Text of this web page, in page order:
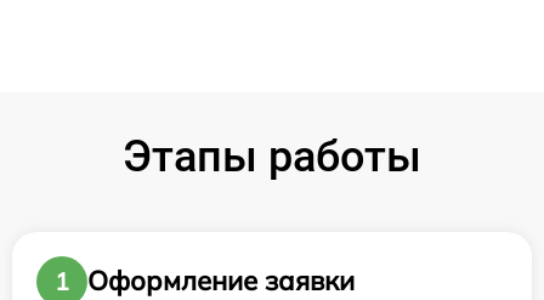
Этапы работы
1
Оформление заявки